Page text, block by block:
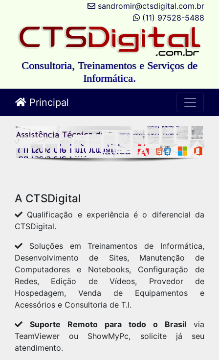
sandromir@ctsdigital.com.br
(11) 97528-5488
Consultoria, Treinamentos e Serviços de
Informática.
Principal
A CTSDigital
Qualificação e experiência é o diferencial da
CTSDigital.
Soluções em Treinamentos de Informática,
Desenvolvimento de Sites, Manutenção de
Computadores e Notebooks, Configuração de
Redes, Edição de Vídeos, Provedor de
Hospedagem, Venda de Equipamentos e
Acessórios e Consultoria de T.I.
Suporte Remoto para todo o Brasil via
TeamViewer ou ShowMyPc, solicite já seu
atendimento.